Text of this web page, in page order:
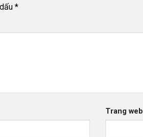
*
Trang web